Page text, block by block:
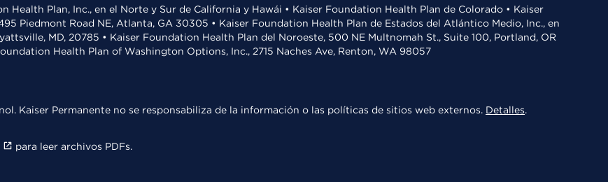
Health Plan, Inc., en el Norte y Sur de California y Hawái • Kaiser Foundation Health Plan de Colorado • Kaiser
Piedmont Road NE, Atlanta, GA 30305 • Kaiser Foundation Health Plan de Estados del Atlántico Medio, Inc., en
MD, 20785 • Kaiser Foundation Health Plan del Noroeste, 500 NE Multnomah St., Suite 100, Portland, OR
Health Plan of Washington Options, Inc., 2715 Naches Ave, Renton, WA 98057
Kaiser Permanente no se responsabiliza de la información o las políticas de sitios web externos. Detalles.
para leer archivos PDFs.